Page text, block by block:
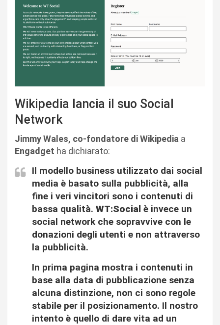
Wikipedia lancia il suo Social
Network
Jimmy Wales, co-fondatore di Wikipedia a
Engadget ha dichiarato:
Il modello business utilizzato dai social
media è basato sulla pubblicità, alla
fine i veri vincitori sono i contenuti di
bassa qualità. WT:Social è invece un
social network che sopravvive con le
donazioni degli utenti e non attraverso
la pubblicità.
In prima pagina mostra i contenuti in
base alla data di pubblicazione senza
alcuna distinzione, non ci sono regole
stabile per il posizionamento. Il nostro
intento è quello di dare vita ad un